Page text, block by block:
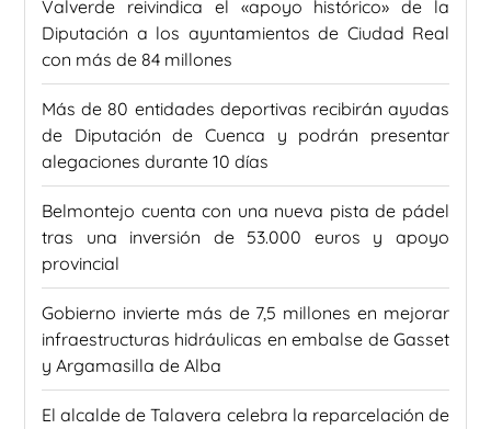
Valverde reivindica el «apoyo histórico» de la
Diputación a los ayuntamientos de Ciudad Real
con más de 84 millones
Más de 80 entidades deportivas recibirán ayudas
de Diputación de Cuenca y podrán presentar
alegaciones durante 10 días
Belmontejo cuenta con una nueva pista de pádel
tras una inversión de 53.000 euros y apoyo
provincial
Gobierno invierte más de 7,5 millones en mejorar
infraestructuras hidráulicas en embalse de Gasset
y Argamasilla de Alba
El alcalde de Talavera celebra la reparcelación de